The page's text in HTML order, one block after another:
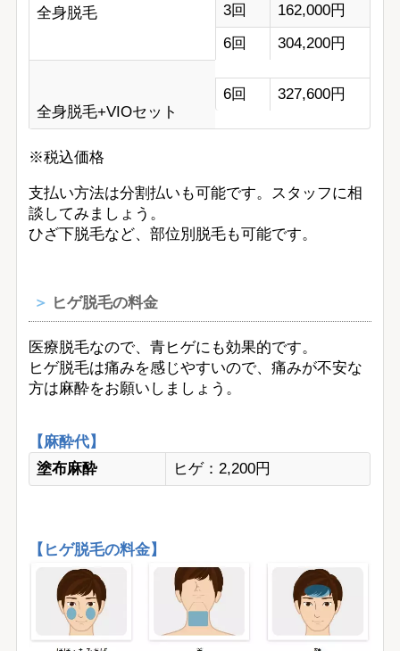
全身脱毛
3回
162,000円
6回
304,200円
全身脱毛+VIOセット
6回 327,600円
※税込価格
支払い方法は分割払いも可能です。スタッフに相
談してみましょう。
ひざ下脱毛など、部位別脱毛も可能です。
ヒゲ脱毛の料金
医療脱毛なので、青ヒゲにも効果的です。
ヒゲ脱毛は痛みを感じやすいので、痛みが不安な
方は麻酔をお願いしましょう。
【麻酔代】
塗布麻酔
ヒゲ：2,200円
【ヒゲ脱毛の料金】